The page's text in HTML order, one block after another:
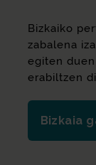
Bizkaiko
zabalena
egiten
erabiltzen
Bizkaia